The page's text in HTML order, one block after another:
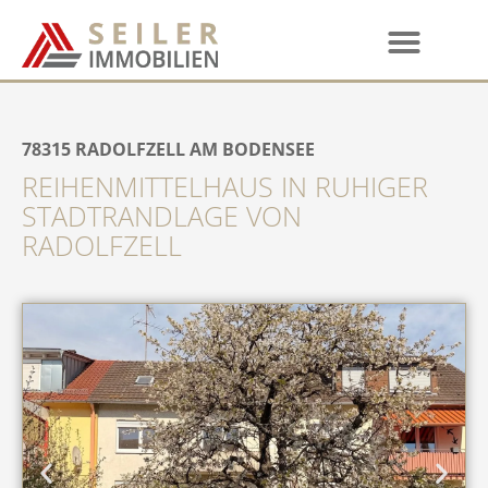
78315 RADOLFZELL AM BODENSEE
REIHENMITTELHAUS IN RUHIGER
STADTRANDLAGE VON
RADOLFZELL